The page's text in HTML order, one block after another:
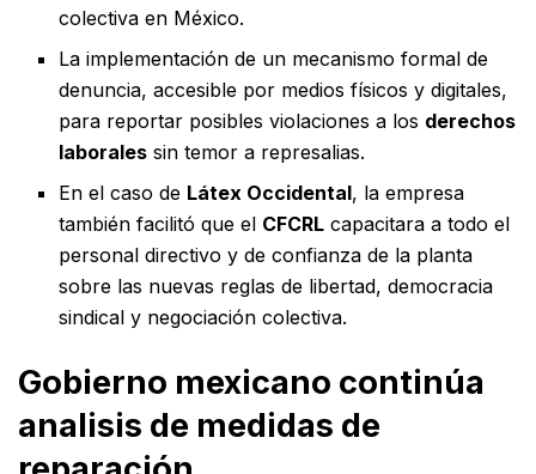
colectiva en México.
La implementación de un mecanismo formal de
denuncia, accesible por medios físicos y digitales,
para reportar posibles violaciones a los derechos
laborales sin temor a represalias.
En el caso de Látex Occidental, la empresa
también facilitó que el CFCRL capacitara a todo el
personal directivo y de confianza de la planta
sobre las nuevas reglas de libertad, democracia
sindical y negociación colectiva.
Gobierno mexicano continúa
analisis de medidas de